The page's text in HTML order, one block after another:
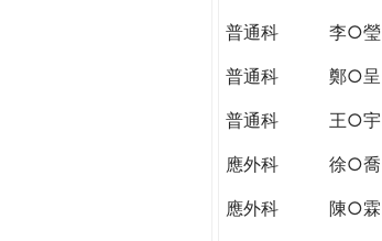
普通科
李○瑩
普通科
鄭○呈
普通科
王○宇
應外科
徐○喬
應外科
陳○霖